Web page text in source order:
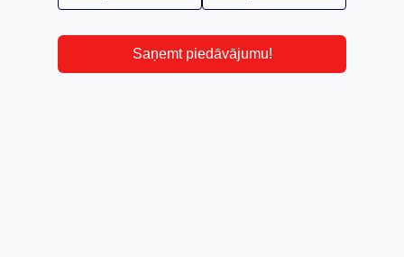
Saņemt piedāvājumu!